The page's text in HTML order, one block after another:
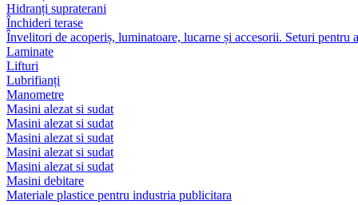
Hidranți supraterani
Închideri terase
Învelitori de acoperiș, luminatoare, lucarne și accesorii. Seturi pentru
Laminate
Lifturi
Lubrifianți
Manometre
Masini alezat si sudat
Masini alezat si sudat
Masini alezat si sudat
Masini alezat si sudat
Masini alezat si sudat
Masini debitare
Materiale plastice pentru industria publicitara